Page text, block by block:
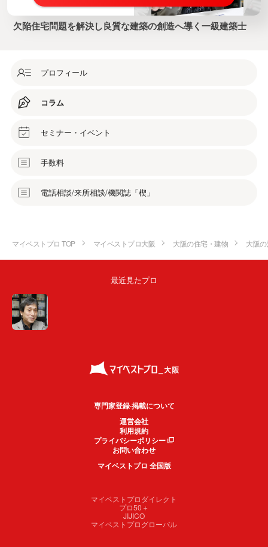
欠陥住宅問題を解決し良質な建築の創造へ導く一級建築士
プロフィール
コラム
セミナー・イベント
手数料
電話相談/来所相談/機関誌「楔」
マイベストプロ TOP マイベストプロ大阪 大阪の住宅・建物 大阪
最近見たプロ
専門家登録·掲載について
運営会社
利用規約
プライバシーポリシー
お問い合わせ
マイベストプロ 全国版
マイベストプロダイレクト
プロ50＋
JIJICO
マイベストプログローバル